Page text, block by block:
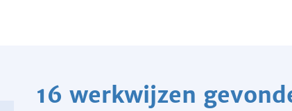
16 werkwijzen